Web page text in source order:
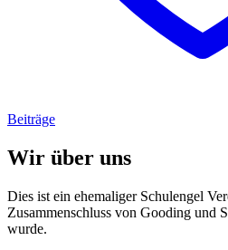
Beiträge
Wir über uns
Dies ist ein ehemaliger Schulengel
Zusammenschluss von Gooding und
wurde.